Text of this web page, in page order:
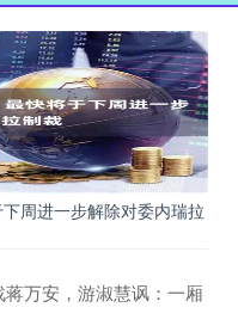
周进一步解除对委内瑞拉
万安，游淑慧讽：一厢